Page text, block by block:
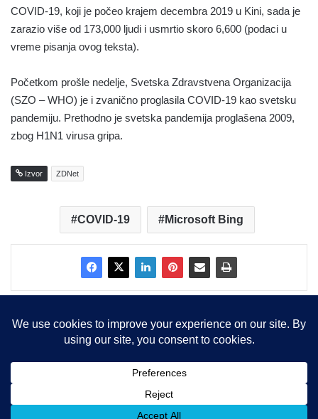
COVID-19, koji je počeo krajem decembra 2019 u Kini, sada je
zarazio više od 173,000 ljudi i usmrtio skoro 6,600 (podaci u
vreme pisanja ovog teksta).
Početkom prošle nedelje, Svetska Zdravstvena Organizacija
(SZO – WHO) je i zvanično proglasila COVID-19 kao svetsku
pandemiju. Prethodno je svetska pandemija proglašena 2009,
zbog H1N1 virusa gripa.
Izvor ZDNet
COVID-19 Microsoft Bing
Copyright © 2015-2025, Sva prava zadržana | LBS Team d.o.o.
Facebook
X LinkedIn